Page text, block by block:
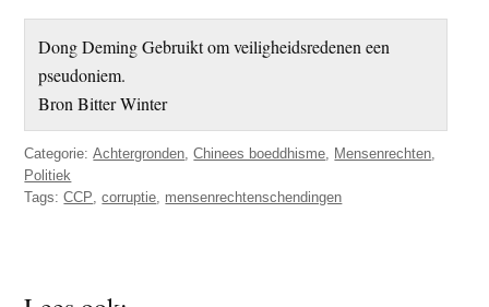
Dong Deming Gebruikt om veiligheidsredenen een
pseudoniem.
Bron Bitter Winter
Categorie:Achtergronden,Chinees boeddhisme, Mensenrechten,
Politiek
Tags:CCP,corruptie, mensenrechtenschendingen